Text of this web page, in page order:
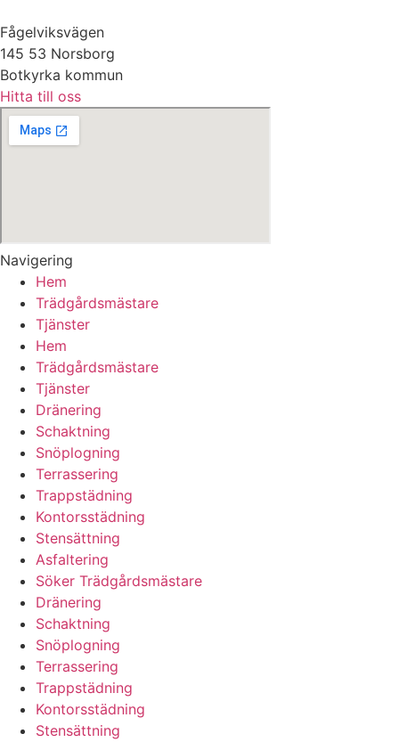
Fågelviksvägen
145 53 Norsborg
Botkyrka kommun
Hitta till oss
Navigering
Hem
Trädgårdsmästare
Tjänster
Hem
Trädgårdsmästare
Tjänster
Dränering
Schaktning
Snöplogning
Terrassering
Trappstädning
Kontorsstädning
Stensättning
Asfaltering
Söker Trädgårdsmästare
Dränering
Schaktning
Snöplogning
Terrassering
Trappstädning
Kontorsstädning
Stensättning